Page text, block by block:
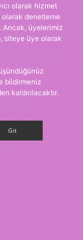
olarak hizmet
denetleme
Ancak, üyelerimiz
siteye üye olarak
bildirmeniz
kaldırılacaktır.